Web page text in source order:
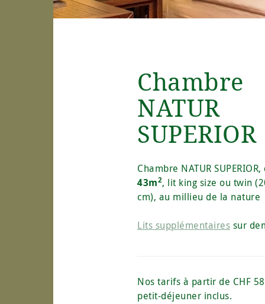
Chambre
NATUR
SUPERIOR
Chambre NATUR SUPERIOR,
43m2, lit king size ou twin
cm), au millieu de la nature
Lits supplémentaires sur
Nos tarifs à partir de CHF
petit-déjeuner inclus.